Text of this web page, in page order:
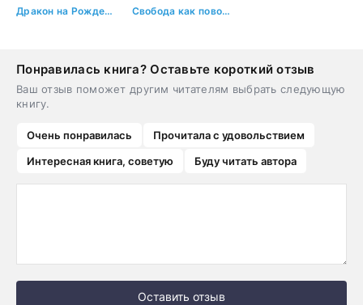
Дракон на Рождество Свобода как повод влюбиться
Понравилась книга? Оставьте короткий отзыв
Ваш отзыв поможет другим читателям выбрать следующую
книгу.
Очень понравилась
Прочитала с удовольствием
Интересная книга, советую
Буду читать автора
Оставить отзыв